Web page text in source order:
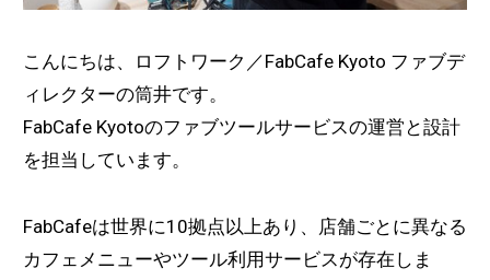
こんにちは、ロフトワーク／FabCafe Kyoto ファブデ
ィレクターの筒井です。
FabCafe Kyotoのファブツールサービスの運営と設計
を担当しています。
FabCafeは世界に10拠点以上あり、店舗ごとに異なる
カフェメニューやツール利用サービスが存在しま